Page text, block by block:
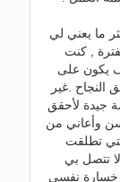
ما يعني لي
, كنت
يكون على
.غير
جيدة لأحقق
وأعاني من
تطلقت
تتصل بي
خسارة نفسي